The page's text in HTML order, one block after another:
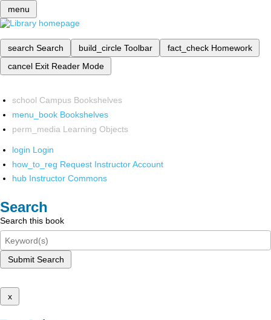
menu
search Search build_circle Toolbar fact_check Homework
cancel Exit Reader Mode
school Campus Bookshelves
menu_book Bookshelves
perm_media Learning Objects
login Login
how_to_reg Request Instructor Account
hub Instructor Commons
Search
Search this book
Submit Search
x